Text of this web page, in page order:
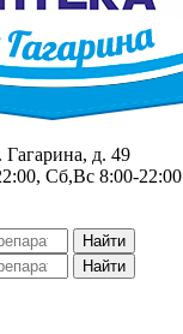
Гагарина, д. 49
Сб,Вс 8:00-22:00
Найти
Найти